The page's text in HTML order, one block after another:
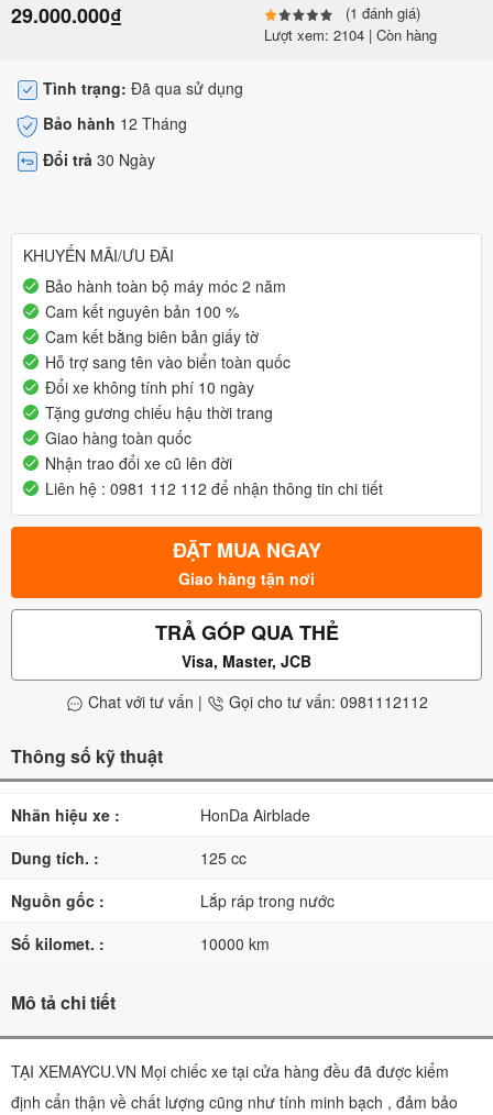
29.000.000₫
(1 đánh giá)
Lượt xem: 2104 | Còn hàng
Tình trạng: Đã qua sử dụng
Bảo hành 12 Tháng
Đổi trả 30 Ngày
KHUYẾN MÃI/ƯU ĐÃI
Bảo hành toàn bộ máy móc 2 năm
Cam kết nguyên bản 100 %
Cam kết bằng biên bản giấy tờ
Hỗ trợ sang tên vào biển toàn quốc
Đổi xe không tính phí 10 ngày
Tặng gương chiếu hậu thời trang
Giao hàng toàn quốc
Nhận trao đổi xe cũ lên đời
Liên hệ : 0981 112 112 để nhận thông tin chi tiết
ĐẶT MUA NGAY
Giao hàng tận nơi
TRẢ GÓP QUA THẺ
Visa, Master, JCB
Chat với tư vấn | Gọi cho tư vấn: 0981112112
Thông số kỹ thuật
Nhãn hiệu xe :
HonDa Airblade
Dung tích. :
125 cc
Nguồn gốc :
Lắp ráp trong nước
Số kilomet. :
10000 km
Mô tả chi tiết
TẠI XEMAYCU.VN Mọi chiếc xe tại cửa hàng đều đã được kiểm
định cẩn thận về chất lượng cũng như tính minh bạch , đảm bảo